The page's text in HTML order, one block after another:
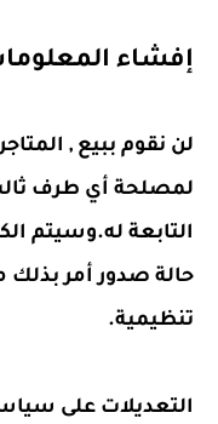
إفشاء
لن نقوم ببيع ,
لمصلحة أي طرف
التابعة له.وسيتم
حالة صدور أمر
تنظيمية.
التعديلات على